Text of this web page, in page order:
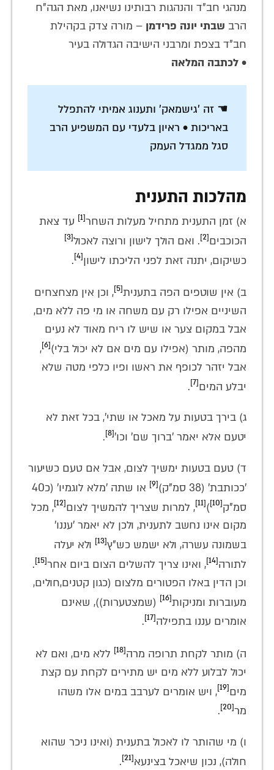
מנהגי חב"ד והנהגות רבותינו נשיאנו, מאת הגה"ח
הרב שבתי יונה פרידמן – מורה צדק בקהילת
חב"ד בצפת ומרבני הישיבה הגדולה בעיר
• לכתבה המלאה
☚ זה 'גישמאק' ותענוג אמיתי להתפלל
באריכות • ראיון בלעדי עם המשפיע הרב
סגל ממגדל העמק
מהלכות התענית
א) זמן התענית מתחיל מעלות השחר[1]
עד צאת
הכוכבים[2] . ואם הולך לישון ורוצה לאכול[3]
כשיקום, יתנה זאת לפני הליכתו לישון[4]
.
ב) אין שוטפים הפה בתענית[5]
, וכן אין מצחצחים
השיניים אפילו רק עם משחה או מי פה ללא מים,
אבל במקום צער או שיש לו ריח מאוד לא נעים
מהפה, מותר (אפילו עם מים אם לא יכול בלי)[6]
,
אבל יזהר לכופף את ראשו ופיו כלפי מטה שלא
יבלע המים[7]
.
ג) בירך בטעות על מאכל או שתי', בכל זאת לא
יטעם אלא יאמר 'ברוך שם' וכו'[8]
.
ד) טעם בטעות ימשיך לצום, אבל אם טעם כשיעור
'ככותבת' (38 סמ"ק)
[9]
או שתה 'מלא לוגמיו' (כ40
סמ"ק[10]
)
[11] , למרות שצריך להמשיך לצום[12]
, מכל
מקום אינו נחשב לתענית, ולכן לא יאמר 'עננו'
בשמונה עשרה, ולא ישמש כש"ץ[13]
ולא יעלה
לתורה[14] , ואינו צריך להשלים הצום ביום אחר[15]
.
וכן הדין באלו הפטורים מלצום (כגון קטנים,חולים,
מעוברות ומניקות[16]
(שמצטערות)), שאינם
אומרים עננו בתפילה[17]
.
ה) מותר לקחת תרופה מרה[18]
ללא מים, ואם לא
יכול לבלוע ללא מים יש מתירים לקחת עם קצת
מים[19]
, ויש אומרים לערבב במים אלו משהו
מר[20]
.
ו) מי שהותר לו לאכול בתענית (ואינו ניכר שהוא
חולה), נכון שיאכל בצינעא[21]
.